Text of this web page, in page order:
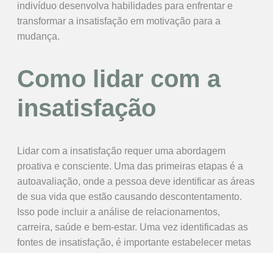
indivíduo desenvolva habilidades para enfrentar e
transformar a insatisfação em motivação para a
mudança.
Como lidar com a
insatisfação
Lidar com a insatisfação requer uma abordagem
proativa e consciente. Uma das primeiras etapas é a
autoavaliação, onde a pessoa deve identificar as áreas
de sua vida que estão causando descontentamento.
Isso pode incluir a análise de relacionamentos,
carreira, saúde e bem-estar. Uma vez identificadas as
fontes de insatisfação, é importante estabelecer metas